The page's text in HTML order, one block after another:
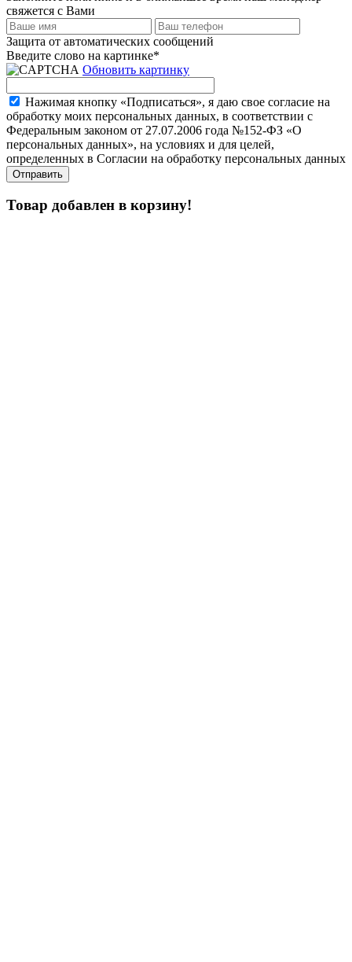
свяжется с Вами
Защита от автоматических сообщений
Введите слово на картинке*
Обновить картинку
Нажимая кнопку «Подписаться», я даю свое согласие на
обработку моих персональных данных, в соответствии с
Федеральным законом от 27.07.2006 года №152-ФЗ «О
персональных данных», на условиях и для целей,
определенных в Согласии на обработку персональных данных
Товар добавлен в корзину!